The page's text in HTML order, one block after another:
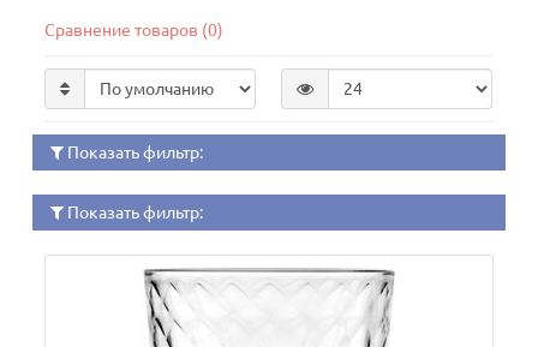
Сравнение товаров (0)
Показать фильтр:
Показать фильтр: